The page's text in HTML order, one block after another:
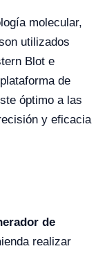
molecular,
utilizados
Blot e
de
óptimo a las
y eficacia
de
realizar